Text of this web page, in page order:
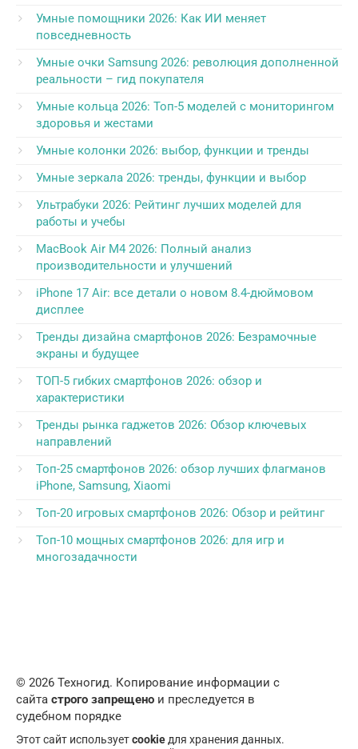
Умные помощники 2026: Как ИИ меняет
повседневность
Умные очки Samsung 2026: революция дополненной
реальности – гид покупателя
Умные кольца 2026: Топ-5 моделей с мониторингом
здоровья и жестами
Умные колонки 2026: выбор, функции и тренды
Умные зеркала 2026: тренды, функции и выбор
Ультрабуки 2026: Рейтинг лучших моделей для
работы и учебы
MacBook Air M4 2026: Полный анализ
производительности и улучшений
iPhone 17 Air: все детали о новом 8.4-дюймовом
дисплее
Тренды дизайна смартфонов 2026: Безрамочные
экраны и будущее
ТОП-5 гибких смартфонов 2026: обзор и
характеристики
Тренды рынка гаджетов 2026: Обзор ключевых
направлений
Топ-25 смартфонов 2026: обзор лучших флагманов
iPhone, Samsung, Xiaomi
Топ-20 игровых смартфонов 2026: Обзор и рейтинг
Топ-10 мощных смартфонов 2026: для игр и
многозадачности
© 2026 Техногид. Копирование информации с
сайта строго запрещено и преследуется в
судебном порядке
Этот сайт используетcookie для хранения данных.